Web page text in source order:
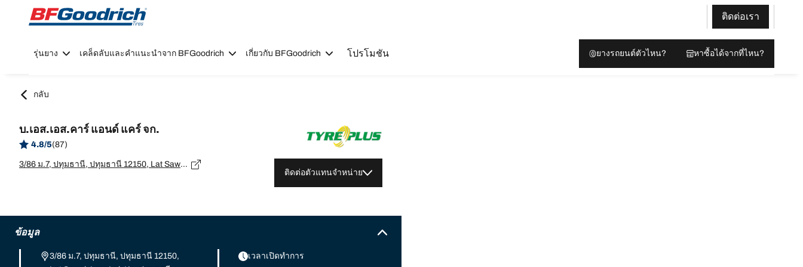
Go to page content
Go to page navigation
ติดต่อเรา
รุ่นยาง เคล็ดลับและคำแนะนำจาก BFGoodrich เกี่ยวกับ BFGoodrich โปรโมชัน ยางรถยนต์ตัวไหน? หาซื้อได้จากที่ไหน?
กลับ
บ.เอส.เอส.คาร์ แอนด์ แคร์ จก.
4.8/5(87)
3/86 ม.7, ปทุมธานี, ปทุมธานี 12150, Lat Sawai, Lam Luk Ka, ปทุมธานี - 12150
ติดต่อตัวแทนจำหน่าย
ข้อมูล
3/86 ม.7, ปทุมธานี, ปทุมธานี 12150,
เวลาเปิดทำการ